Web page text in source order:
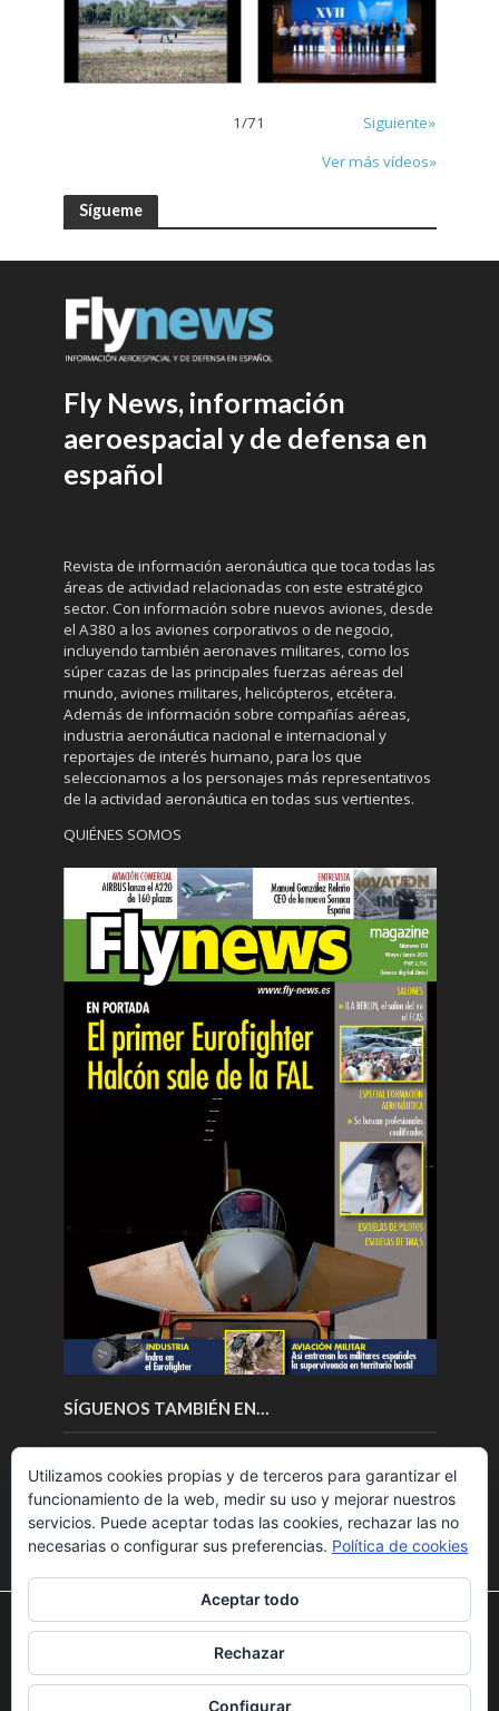
1/71
Siguiente»
Ver más vídeos»
Sígueme
Fly News, información
aeroespacial y de defensa en
español
Revista de información aeronáutica que toca todas las
áreas de actividad relacionadas con este estratégico
sector. Con información sobre nuevos aviones, desde
el A380 a los aviones corporativos o de negocio,
incluyendo también aeronaves militares, como los
súper cazas de las principales fuerzas aéreas del
mundo, aviones militares, helicópteros, etcétera.
Además de información sobre compañías aéreas,
industria aeronáutica nacional e internacional y
reportajes de interés humano, para los que
seleccionamos a los personajes más representativos
de la actividad aeronáutica en todas sus vertientes.
QUIÉNES SOMOS
SÍGUENOS TAMBIÉN EN…
Copyright © 2018.Fly News.Noticias aerospacial
UAS aviación comercial
Utilizamos cookies para ofrecerte la mejor experiencia en
nuestra web.
Puedes aprender más sobre qué cookies utilizamos o
desactivarlas en losajustes.
Utilizamos cookies propias y de terceros para garantizar el
funcionamiento de la web, medir su uso y mejorar nuestros
servicios. Puede aceptar todas las cookies, rechazar las no
necesarias o configurar sus preferencias. Política de cookies
Aceptar todo
Rechazar
Configurar